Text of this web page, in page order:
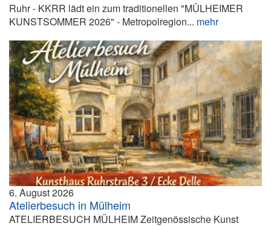
Ruhr - KKRR lädt ein zum traditionellen "MÜLHEIMER
KUNSTSOMMER 2026" - Metropolregion... mehr
6. August 2026
Atelierbesuch in Mülheim
ATELIERBESUCH MÜLHEIM Zeitgenössische Kunst